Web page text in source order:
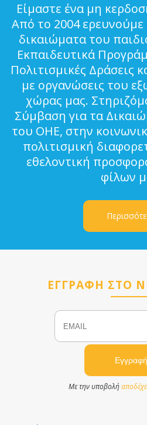
Είμαστε ένα μη
Από το 2004
δικαιώματα του
Εκπαιδευτικά
Πολιτισμικές Δράσεις
με οργανώσεις του
χώρας μας.
Σύμβαση για τα
του ΟΗΕ, στην
πολιτισμική
εθελοντική
φίλων
ΕΓΓΡΑΦΗ ΣΤΟ
Email
Με την υποβολή